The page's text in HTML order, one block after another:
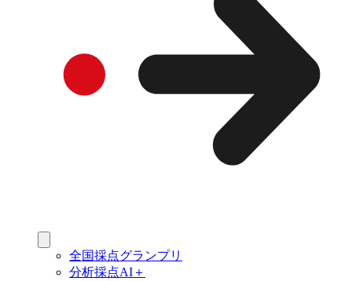
全国採点グランプリ
分析採点AI＋